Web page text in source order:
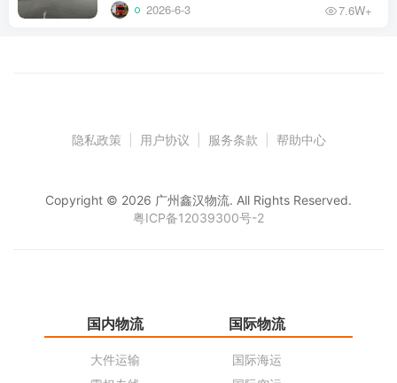
2026-6-3 7.6W+
隐私政策 用户协议 服务条款 帮助中心
Copyright © 2026 广州鑫汉物流. All Rights Reserved.
粤ICP备12039300号-2
国内物流
大件运输
国际物流
国际海运